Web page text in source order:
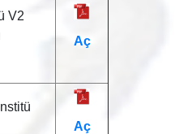
V2
Aç
Aç